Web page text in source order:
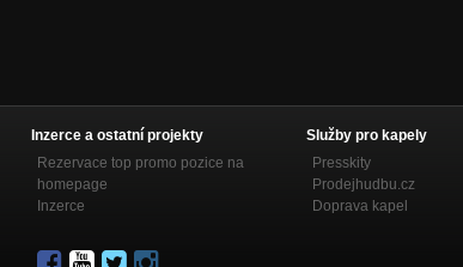
Inzerce a ostatní projekty
Rezervace top promo pozice na
homepage
Inzerce
Služby pro kapely
Presskity
Prodejhudbu.cz
Doprava kapel